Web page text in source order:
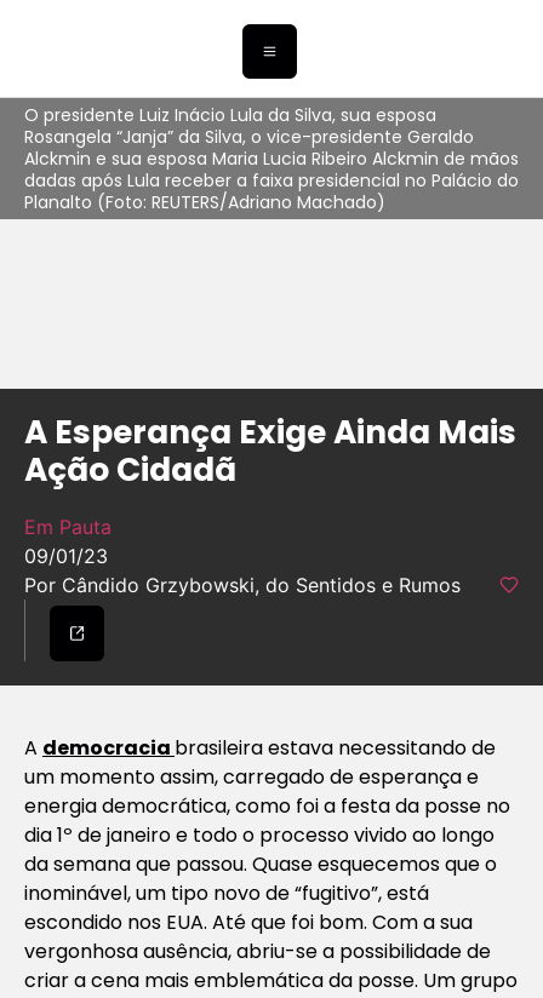
O presidente Luiz Inácio Lula da Silva, sua esposa
Rosangela “Janja” da Silva, o vice-presidente Geraldo
Alckmin e sua esposa Maria Lucia Ribeiro Alckmin de mãos
dadas após Lula receber a faixa presidencial no Palácio do
Planalto (Foto: REUTERS/Adriano Machado)
A Esperança Exige Ainda Mais
Ação Cidadã
Em Pauta
09/01/23
Por Cândido Grzybowski, do Sentidos e Rumos
A democracia brasileira estava necessitando de
um momento assim, carregado de esperança e
energia democrática, como foi a festa da posse no
dia 1º de janeiro e todo o processo vivido ao longo
da semana que passou. Quase esquecemos que o
inominável, um tipo novo de “fugitivo”, está
escondido nos EUA. Até que foi bom. Com a sua
vergonhosa ausência, abriu-se a possibilidade de
criar a cena mais emblemática da posse. Um grupo